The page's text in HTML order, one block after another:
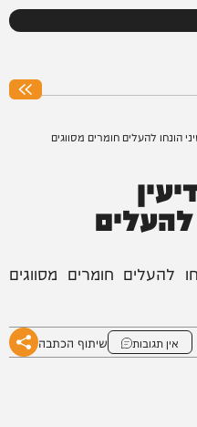
הונחו להעלים חומרים מסווגים
להעלים חומרים מסווגים
אין תגובות שיתוף הכתבה